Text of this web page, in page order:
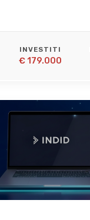
INVESTITI
€ 179.000